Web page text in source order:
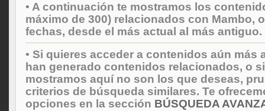
• A continuación te mostramos los
máximo de 300) relacionados con Mambo,
fechas, desde el más actual al más antiguo.
• Si quieres acceder a contenidos aún más
han generado contenidos relacionados, o
mostramos aquí no son los que deseas,
criterios de búsqueda similares. Te
opciones en la sección BÚSQUEDA